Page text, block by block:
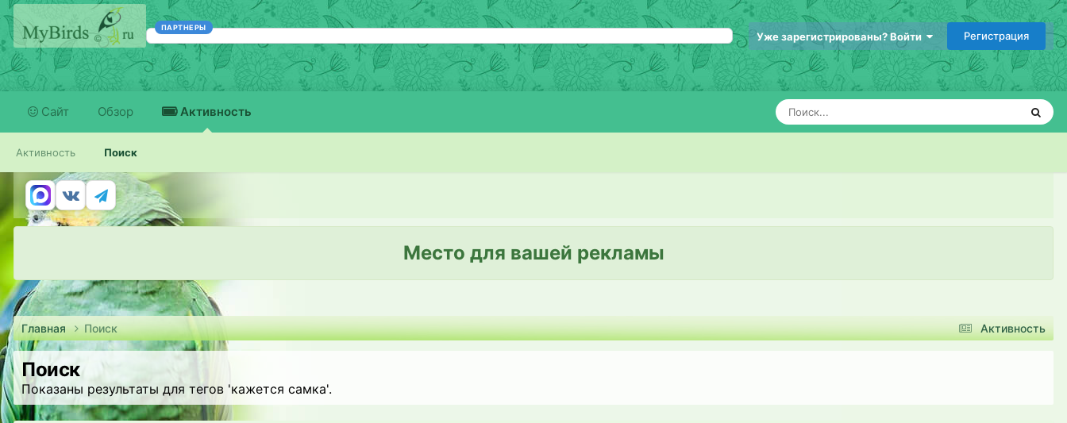
ПАРТНЕРЫ
Уже зарегистрированы? Войти Регистрация
Сайт Обзор Активность
Активность Поиск
Место для вашей рекламы
Активность
Главная Поиск
Поиск
Показаны результаты для тегов 'кажется самка'.